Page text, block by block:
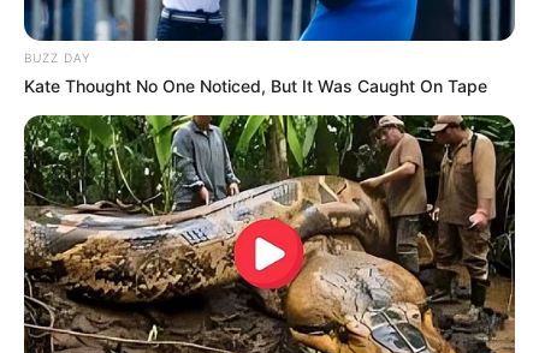
BUZZ DAY
Kate Thought No One Noticed, But It Was Caught On Tape